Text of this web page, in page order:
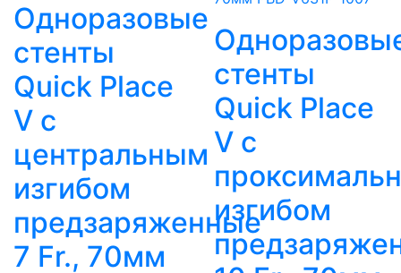
Одноразовые
стенты
Quick Place
V с
центральным
изгибом
предзаряженные
7 Fr., 70мм
стенты
Quick Place
V c
изгибом